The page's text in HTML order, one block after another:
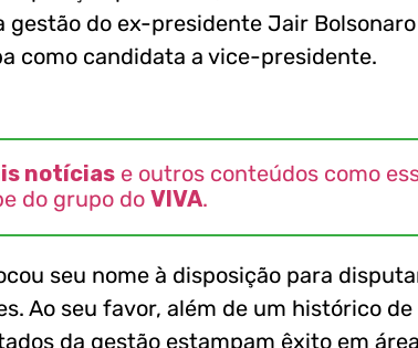
do ex-presidente Jair
como candidata a vice-presidente.
notícias e outros conteúdos como
do grupo do VIVA.
seu nome à disposição para
Ao seu favor, além de um histórico
da gestão estampam êxito em